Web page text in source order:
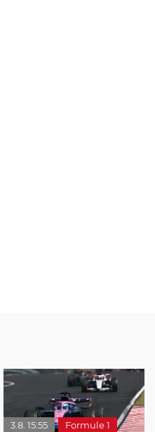
3.8. 15:55 Formule 1